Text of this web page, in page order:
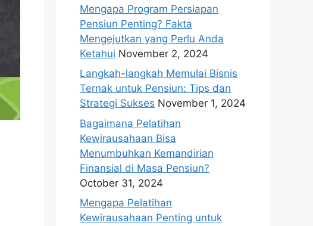
Mengapa Program Persiapan
Pensiun Penting? Fakta
Mengejutkan yang Perlu Anda
Ketahui November 2, 2024
Langkah-langkah Memulai Bisnis
Ternak untuk Pensiun: Tips dan
Strategi Sukses November 1, 2024
Bagaimana Pelatihan
Kewirausahaan Bisa
Menumbuhkan Kemandirian
Finansial di Masa Pensiun?
October 31, 2024
Mengapa Pelatihan
Kewirausahaan Penting untuk